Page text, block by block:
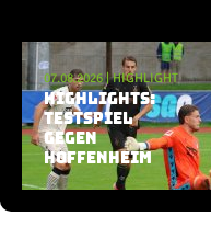
Interviews
Rund um Borussia
Trainingslager
Buntes
Historie
English
Aktuelle
07.08.2026|HIGHLIGHT
HIGHLIGHTS:
TESTSPIEL
GEGEN
HOFFENHEIM